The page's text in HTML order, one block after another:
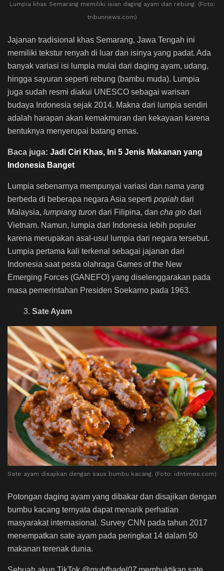
Lumpia khas Semarang memiliki isian daging ayam dan rebung. (Foto:
tribunnews.com)
Jajanan tradisional khas Semarang, Jawa Tengah ini
memiliki tekstur renyah di luar dan isinya yang padat. Ada
banyak variasi isi lumpia mulai dari daging ayam, udang,
hingga sayuran seperti rebung (bambu muda). Lumpia
juga sudah resmi diakui UNESCO sebagai warisan
budaya Indonesia sejak 2014. Makna dari lumpia sendiri
adalah harapan akan kemakmuran dan kekayaan karena
bentuknya menyerupai batang emas.
Baca juga: Jadi Ciri Khas, Ini 5 Jenis Makanan yang
Indonesia Banget
Lumpia sebenarnya mempunyai variasi dan nama yang
berbeda di beberapa negara Asia seperti popiah dari
Malaysia, lumpiang turon dari Filipina, dan cha gio dari
Vietnam. Namun, lumpia dari Indonesia lebih populer
karena merupakan asal-usul lumpia dari negara tersebut.
Lumpia pertama kali terkenal sebagai jajanan dari
Indonesia saat pesta olahraga Games of the New
Emerging Forces (GANEFO) yang diselenggarakan pada
masa pemerintahan Presiden Soekarno pada 1963.
3. Sate Ayam
Sate ayam disajikan dengan saus bumbu kacang. (Foto: idntimes.com)
Potongan daging ayam yang dibakar dan disajikan dengan
bumbu kacang ternyata dapat menarik perhatian
masyarakat internasional. Survey CNN pada tahun 2017
menempatkan sate ayam pada peringkat 14 dalam 50
makanan terenak dunia.